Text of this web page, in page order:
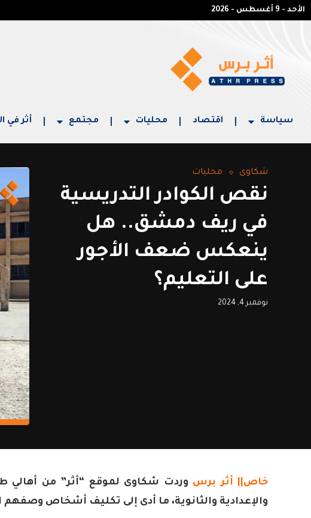
الأحد - 9 أغسطس - 2026
سياسة اقتصاد محليات مجتمع أثر في
شكاوى محليات
نقص الكوادر التدريسية
في ريف دمشق.. هل
ينعكس ضعف الأجور
على التعليم؟
نوفمبر 4, 2024
خاص|| أثر برس وردت شكاوى لموقع “أثر” من أهالي
والإعدادية والثانوية، ما أدى إلى تكليف أشخاص وصفهم